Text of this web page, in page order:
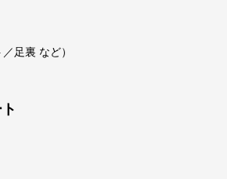
足裏 など）